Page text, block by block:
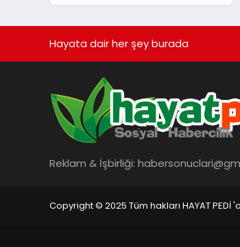
buluşacak
Hayata dair her şey burada
Reklam & İşbirliği:
Copyright © 2025 Tüm hakları HAYAT PEDİ